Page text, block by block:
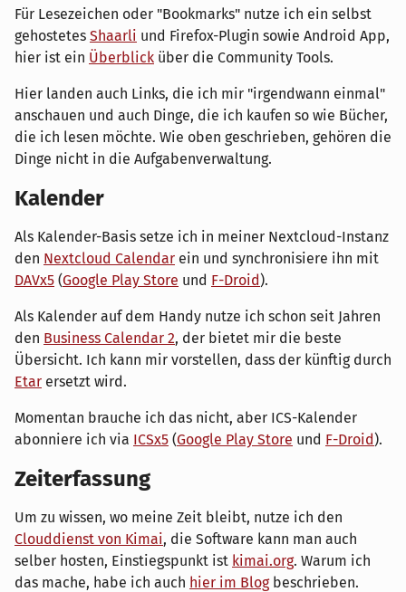
Für Lesezeichen oder "Bookmarks" nutze ich ein selbst
gehostetes Shaarli und Firefox-Plugin sowie Android App,
hier ist ein Überblick über die Community Tools.
Hier landen auch Links, die ich mir "irgendwann einmal"
anschauen und auch Dinge, die ich kaufen so wie Bücher,
die ich lesen möchte. Wie oben geschrieben, gehören die
Dinge nicht in die Aufgabenverwaltung.
Kalender
Als Kalender-Basis setze ich in meiner Nextcloud-Instanz
den Nextcloud Calendar ein und synchronisiere ihn mit
DAVx5 (Google Play Store und F-Droid).
Als Kalender auf dem Handy nutze ich schon seit Jahren
den Business Calendar 2, der bietet mir die beste
Übersicht. Ich kann mir vorstellen, dass der künftig durch
Etar ersetzt wird.
Momentan brauche ich das nicht, aber ICS-Kalender
abonniere ich via ICSx5 (Google Play Store und F-Droid).
Zeiterfassung
Um zu wissen, wo meine Zeit bleibt, nutze ich den
Clouddienst von Kimai, die Software kann man auch
selber hosten, Einstiegspunkt ist kimai.org. Warum ich
das mache, habe ich auch hier im Blogbeschrieben.